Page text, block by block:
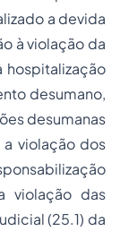
a devida
à violação da
desumano,
desumanas
a violação dos
violação das
(25.1) da